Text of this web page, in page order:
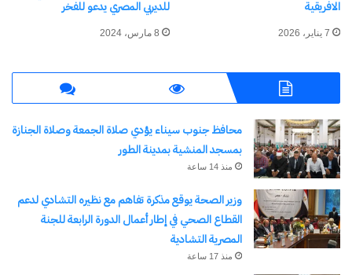
الافريقية
7 يناير، 2026
للديربي المصري يدعو للفخر
8 مارس، 2024
محافظ جنوب سيناء يؤدي صلاة الجمعة وصلاة الجنازة
بمسجد المنشية بمدينة الطور
منذ 14 ساعة
وزير الصحة يوقع مذكرة تفاهم مع نظيره التشادي لدعم
القطاع الصحي في إطار أعمال الدورة الرابعة للجنة
المصرية التشادية
منذ 17 ساعة